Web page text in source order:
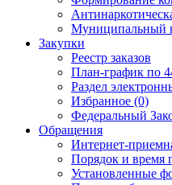
Муниципальный
Закупки
Реестр заказов
План-график по
Раздел
Избранное (0)
Федеральный
Обращения
Интернет-
Порядок и время
Установленные